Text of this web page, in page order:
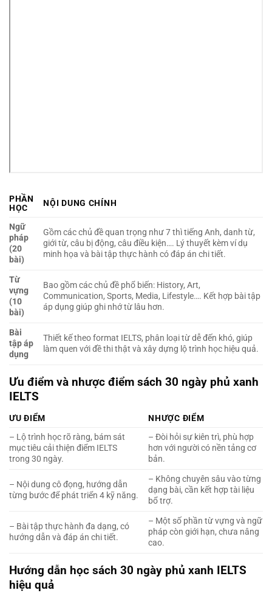
PHẦN
HỌC
NỘI DUNG CHÍNH
Ngữ
pháp
(20
bài)
Gồm các chủ đề quan trọng như 7 thì tiếng Anh, danh từ,
giới từ, câu bị động, câu điều kiện…. Lý thuyết kèm ví dụ
minh họa và bài tập thực hành có đáp án chi tiết.
Từ
vựng
(10
bài)
Bao gồm các chủ đề phổ biến: History, Art,
Communication, Sports, Media, Lifestyle…. Kết hợp bài tập
áp dụng giúp ghi nhớ từ lâu hơn.
Bài
tập áp
dụng
Thiết kế theo format IELTS, phân loại từ dễ đến khó, giúp
làm quen với đề thi thật và xây dựng lộ trình học hiệu quả.
Ưu điểm và nhược điểm sách 30 ngày phủ xanh
IELTS
ƯU ĐIỂM
NHƯỢC ĐIỂM
– Lộ trình học rõ ràng, bám sát
mục tiêu cải thiện điểm IELTS
trong 30 ngày.
– Đòi hỏi sự kiên trì, phù hợp
hơn với người có nền tảng cơ
bản.
– Nội dung cô đọng, hướng dẫn
từng bước để phát triển 4 kỹ năng.
– Không chuyên sâu vào từng
dạng bài, cần kết hợp tài liệu
bổ trợ.
– Bài tập thực hành đa dạng, có
hướng dẫn và đáp án chi tiết.
– Một số phần từ vựng và ngữ
pháp còn giới hạn, chưa nâng
cao.
Hướng dẫn học sách 30 ngày phủ xanh IELTS
hiệu quả